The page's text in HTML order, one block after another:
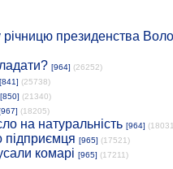
президенства
[964] (26252)
[841] (25738)
[850] (21340)
(18205)
на натуральність [964]
підприємця [965] (17521)
комарі [965] (17211)